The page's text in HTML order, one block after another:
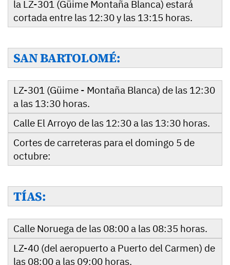
la LZ-301 (Güime Montaña Blanca) estará
cortada entre las 12:30 y las 13:15 horas.
SAN BARTOLOMÉ:
LZ-301 (Güime - Montaña Blanca) de las 12:30
a las 13:30 horas.
Calle El Arroyo de las 12:30 a las 13:30 horas.
Cortes de carreteras para el domingo 5 de
octubre:
TÍAS:
Calle Noruega de las 08:00 a las 08:35 horas.
LZ-40 (del aeropuerto a Puerto del Carmen) de
las 08:00 a las 09:00 horas.